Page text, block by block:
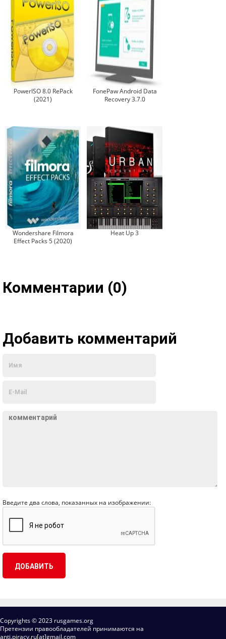
PowerISO 8.0 RePack
(2021)
FonePaw Android Data
Recovery 3.7.0
Wondershare Filmora
Effect Packs 5 (2020)
Heat Up 3
Комментарии (0)
Добавить комментарий
Введите два слова, показанных на изображении:
Copyrights © 2023 rusgames.org
Претензии правообладателей принимаются на
anti.piracy.ru[at]gmail.com